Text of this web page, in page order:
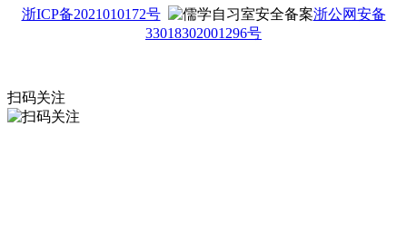
浙ICP备2021010172号
浙公网安备
33018302001296号
扫码关注